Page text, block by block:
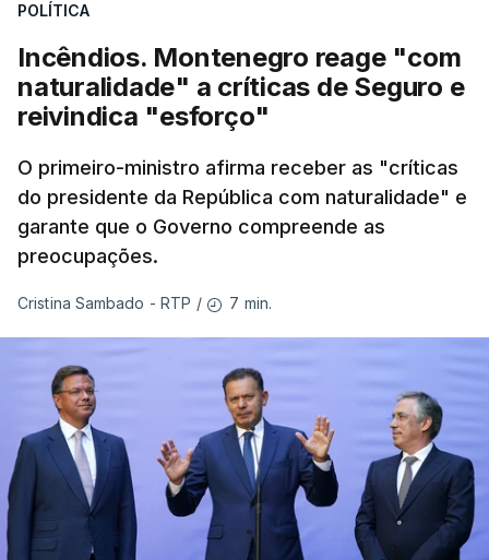
POLÍTICA
Incêndios. Montenegro reage "com
naturalidade" a críticas de Seguro e
reivindica "esforço"
O primeiro-ministro afirma receber as "críticas
do presidente da República com naturalidade" e
garante que o Governo compreende as
preocupações.
Cristina Sambado - RTP / 7 min.